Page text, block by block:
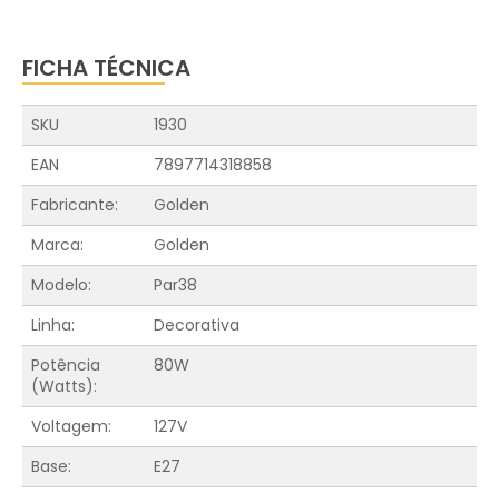
FICHA TÉCNICA
SKU
1930
EAN
7897714318858
Fabricante:
Golden
Marca:
Golden
Modelo:
Par38
Linha:
Decorativa
Potência
(Watts):
80W
Voltagem:
127V
Base:
E27